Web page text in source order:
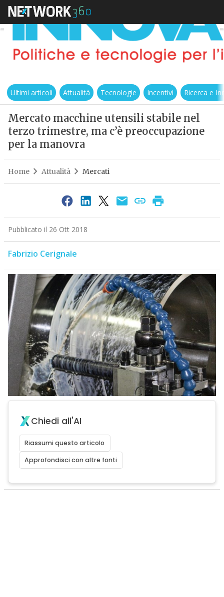
Ultimi articoli Attualità Tecnologie Incentivi Ricerca e
Mercato macchine utensili stabile nel
terzo trimestre, ma c’è preoccupazione
per la manovra
Home Attualità Mercati
Pubblicato il 26 Ott 2018
Fabrizio Cerignale
Chiedi all'AI
Riassumi questo articolo
Approfondisci con altre fonti